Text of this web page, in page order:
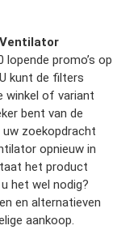
Ventilator
lopende promo’s op
kunt de filters
winkel of variant
bent van de
zoekopdracht
opnieuw in
het product
het wel nodig?
en alternatieven
aankoop.